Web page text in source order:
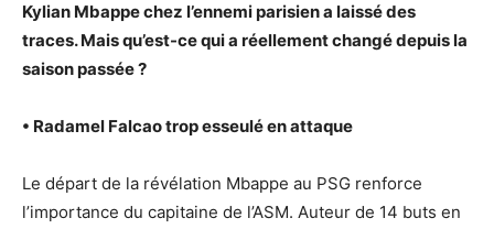
Kylian Mbappe chez l’ennemi parisien a laissé des
traces. Mais qu’est-ce qui a réellement changé depuis la
saison passée ?
• Radamel Falcao trop esseulé en attaque
Le départ de la révélation Mbappe au PSG renforce
l’importance du capitaine de l’ASM. Auteur de 14 buts en